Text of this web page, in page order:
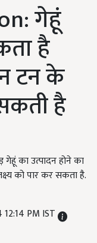
गेहूं
है
टन के
है
का उत्पादन होने का
को पार कर सकता है.
PM IST